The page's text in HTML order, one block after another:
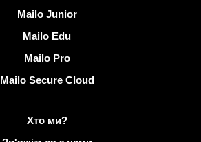
Mailo Junior
Mailo Edu
Mailo Pro
Mailo Secure Cloud
Хто ми?